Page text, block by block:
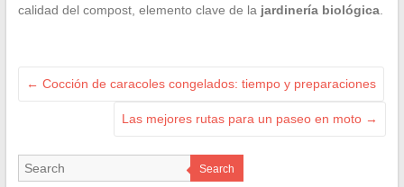
calidad del compost, elemento clave de la jardinería biológica.
← Cocción de caracoles congelados: tiempo y preparaciones
Las mejores rutas para un paseo en moto →
Search